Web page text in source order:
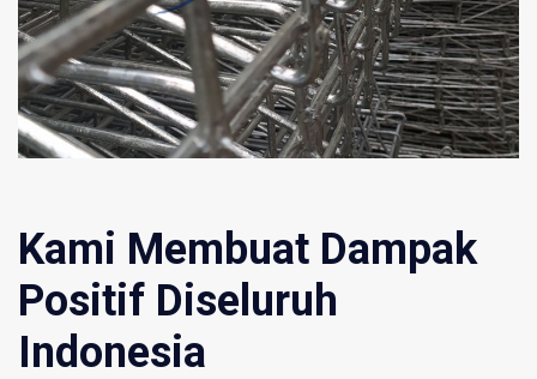
Kami Membuat Dampak
Positif Diseluruh
Indonesia